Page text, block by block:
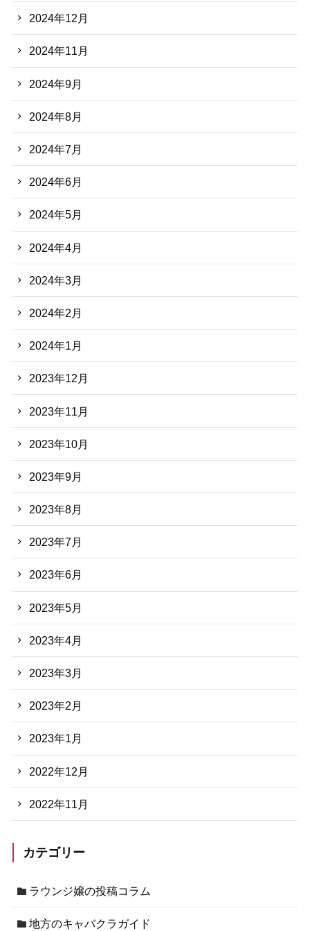
2024年12月
2024年11月
2024年9月
2024年8月
2024年7月
2024年6月
2024年5月
2024年4月
2024年3月
2024年2月
2024年1月
2023年12月
2023年11月
2023年10月
2023年9月
2023年8月
2023年7月
2023年6月
2023年5月
2023年4月
2023年3月
2023年2月
2023年1月
2022年12月
2022年11月
カテゴリー
ラウンジ嬢の投稿コラム
地方のキャバクラガイド